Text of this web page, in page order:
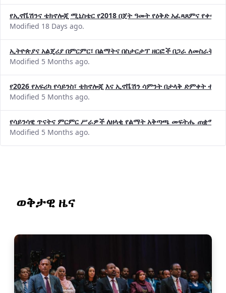
የኢኖቬሽንና ቴክኖሎጂ ሚኒስቴር የ2018 በጀት ዓመት የዕቅድ አፈጻጸምና
Modified 18 Days ago.
ኢትዮጵያና አልጄሪያ በምርምር፣ በልማትና በስታርታፕ ዘርፎች በጋራ ለመስራት
Modified 5 Months ago.
የ2026 የአፍሪካ የሳይንስ፣ ቴክኖሎጂ እና ኢኖቬሽን ሳምንት በታላቅ ድምቀት
Modified 5 Months ago.
የሳይንሳዊ ጥናትና ምርምር ሥራዎች ለዘላቂ የልማት አቅጣጫ መፍትሔ ጠቋሚ
Modified 5 Months ago.
ወቅታዊ ዜና